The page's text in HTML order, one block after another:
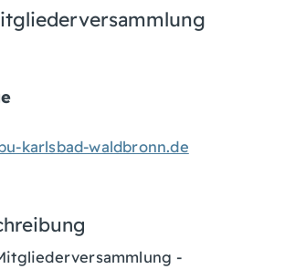
karlsbad-waldbronn.de
-